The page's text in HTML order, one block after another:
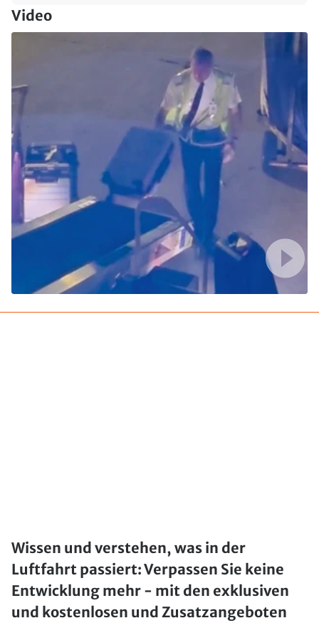
Video
Wissen und verstehen, was in der
Luftfahrt passiert: Verpassen Sie keine
Entwicklung mehr - mit den exklusiven
und kostenlosen und Zusatzangeboten